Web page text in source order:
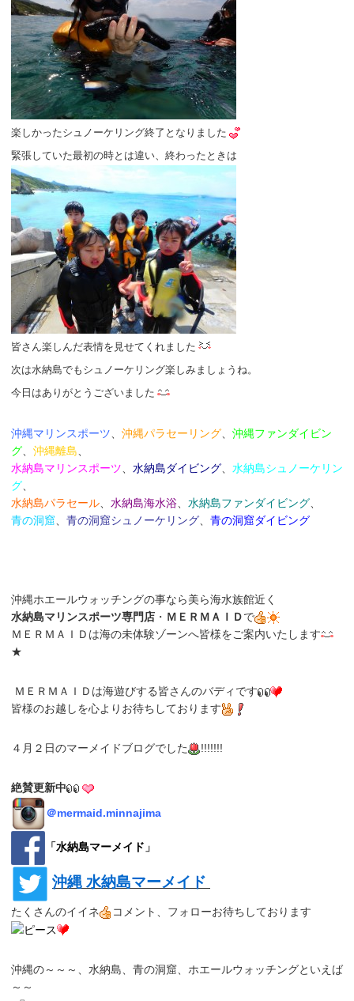
楽しかったシュノーケリング終了となりました
緊張していた最初の時とは違い、終わったときは
皆さん楽しんだ表情を見せてくれました
次は水納島でもシュノーケリング楽しみましょうね。
今日はありがとうございました
沖縄マリンスポーツ 沖縄パラセーリング
沖縄ファンダイビン
グ
沖縄離島
水納島マリンスポーツ
水納島ダイビング
水納島シュノーケリン
グ
水納島パラセール
水納島海水浴 水納島ファンダイビング
青の洞窟
青の洞窟シュノーケリング 青の洞窟ダイビング
沖縄ホエールウォッチングの事なら美ら海水族館近く
水納島マリンスポーツ専門店 ・ ＭＥＲＭＡＩＤで
ＭＥＲＭＡＩＤは海の未体験ゾーンへ皆様をご案内いたします
★
ＭＥＲＭＡＩＤは海遊びする皆さんのバディです
皆様のお越しを心よりお待ちしております
４月２日のマーメイドブログでした !!!!!!!
絶賛更新中
＠mermaid.minnajima
「水納島マーメイド 」
沖縄 水納島マーメイド
たくさんのイイネ コメント、フォローお待ちしております
沖縄の～～～、水納島、青の洞窟、ホエールウォッチングといえば
～～